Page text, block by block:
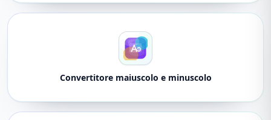
Convertitore maiuscolo e minuscolo